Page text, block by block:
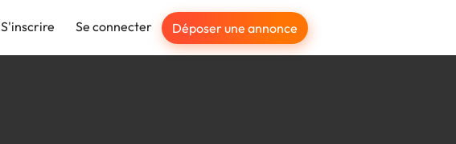
S'inscrire Se connecter Déposer une annonce